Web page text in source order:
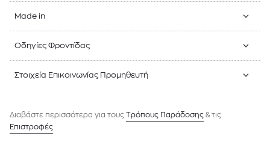
Made in
Οδηγίες Φροντίδας
Στοιχεία Επικοινωνίας Προμηθευτή
Διαβάστε περισσότερα για τους Tρόπους Παράδοσης & τις
Επιστροφές